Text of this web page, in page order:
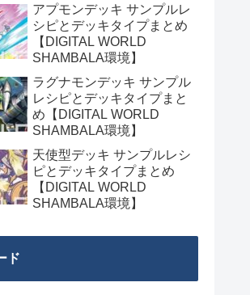
アプモンデッキ サンプルレ
シピとデッキタイプまとめ
【DIGITAL WORLD
SHAMBALA環境】
ラグナモンデッキ サンプル
レシピとデッキタイプまと
め【DIGITAL WORLD
SHAMBALA環境】
天使型デッキ サンプルレシ
ピとデッキタイプまとめ
【DIGITAL WORLD
SHAMBALA環境】
ド